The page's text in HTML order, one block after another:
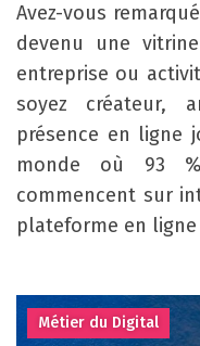
Avez-vous
devenu une
entreprise ou
soyez créateur,
présence en ligne
monde où 93 %
commencent sur
plateforme en
Métier du Digital